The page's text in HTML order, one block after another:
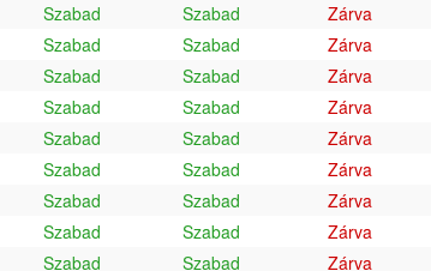
Szabad Szabad Zárva
Szabad Szabad Zárva
Szabad Szabad Zárva
Szabad Szabad Zárva
Szabad Szabad Zárva
Szabad Szabad Zárva
Szabad Szabad Zárva
Szabad Szabad Zárva
Szabad Szabad Zárva